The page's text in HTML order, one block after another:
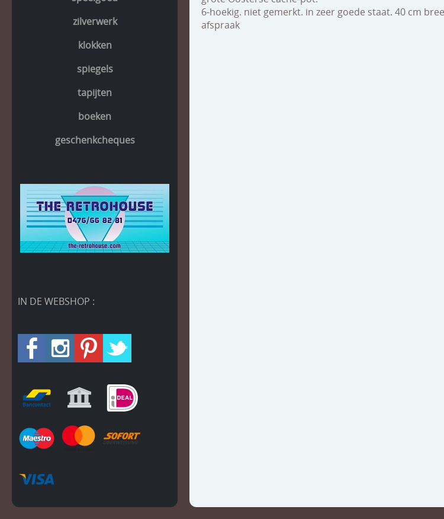
zilverwerk
klokken
spiegels
tapijten
boeken
geschenkcheques
IN DE WEBSHOP :
6-hoekig. niet gemerkt. in zeer goede staat. 40 cm
afspraak